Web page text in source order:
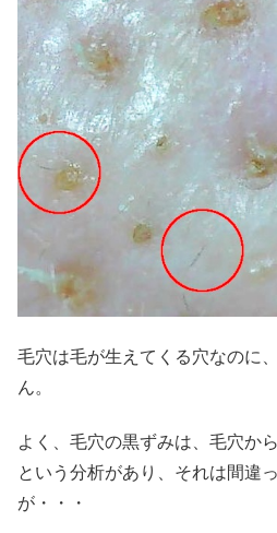
毛穴は毛が生えてくる穴なのに
ん。
よく、毛穴の黒ずみは、毛穴か
という分析があり、それは間違
が・・・